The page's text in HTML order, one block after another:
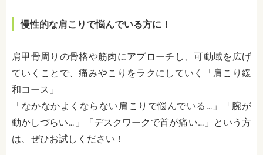
慢性的な肩こりで悩んでいる方に！
肩甲骨周りの骨格や筋肉にアプローチし、可動域を広げ
ていくことで、痛みやこりをラクにしていく「肩こり緩
和コース」
「なかなかよくならない肩こりで悩んでいる…」「腕が
動かしづらい…」「デスクワークで首が痛い…」という方
は、ぜひお試しください！